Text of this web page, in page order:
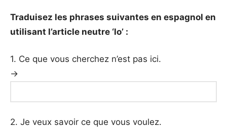
Traduisez les phrases suivantes en espagnol en
utilisant l’article neutre ‘lo’ :
1. Ce que vous cherchez n’est pas ici.
→
2. Je veux savoir ce que vous voulez.